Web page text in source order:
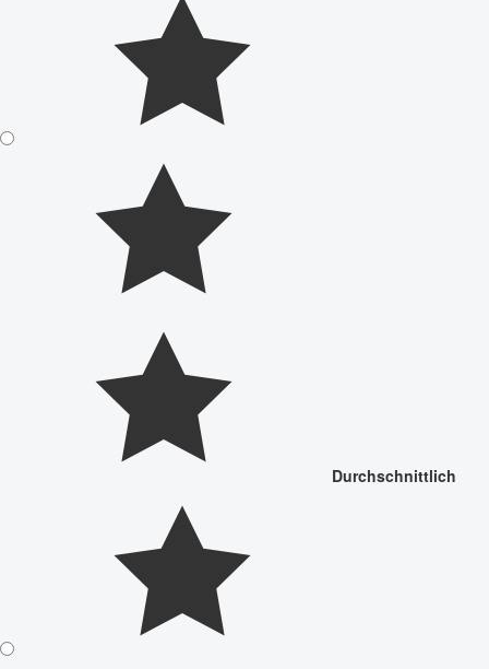
Durchschnittlich